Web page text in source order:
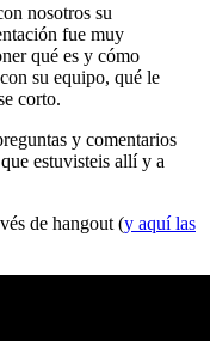
nosotros su
fue muy
qué es y cómo
su equipo, qué le
corto.
y comentarios
estuvisteis allí y a
de hangout (y aquí las